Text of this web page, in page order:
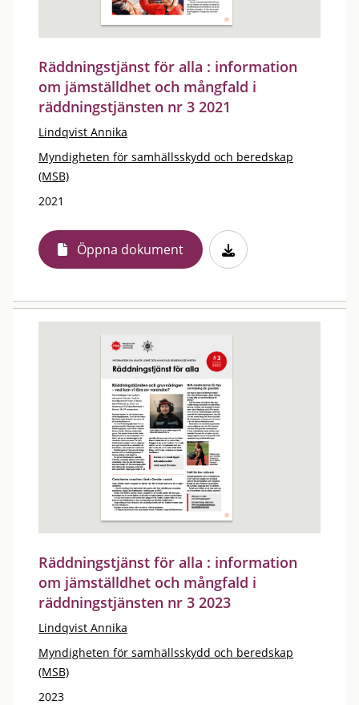
Räddningstjänst för alla : information
om jämställdhet och mångfald i
räddningstjänsten nr 3 2021
Lindqvist Annika
Myndigheten för samhällsskydd och beredskap
(MSB)
2021
Öppna dokument
Räddningstjänst för alla : information
om jämställdhet och mångfald i
räddningstjänsten nr 3 2023
Lindqvist Annika
Myndigheten för samhällsskydd och beredskap
(MSB)
2023